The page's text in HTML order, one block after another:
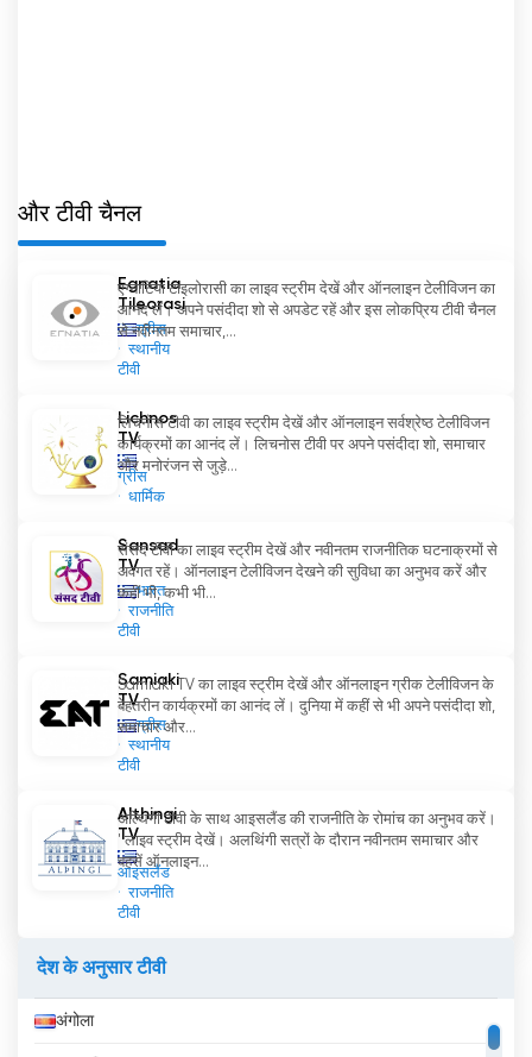
और टीवी चैनल
Egnatia
Tileorasi
ग्रीस
स्थानीय
टीवी
एग्नाटिया टाइलोरासी का लाइव स्ट्रीम देखें और ऑनलाइन टेलीविजन का
आनंद लें। अपने पसंदीदा शो से अपडेट रहें और इस लोकप्रिय टीवी चैनल
से नवीनतम समाचार,...
Lichnos
TV
ग्रीस
धार्मिक
लिचनोस टीवी का लाइव स्ट्रीम देखें और ऑनलाइन सर्वश्रेष्ठ टेलीविजन
कार्यक्रमों का आनंद लें। लिचनोस टीवी पर अपने पसंदीदा शो, समाचार
और मनोरंजन से जुड़े...
Sansad
TV
भारत
राजनीति
टीवी
संसद टीवी का लाइव स्ट्रीम देखें और नवीनतम राजनीतिक घटनाक्रमों से
अवगत रहें। ऑनलाइन टेलीविजन देखने की सुविधा का अनुभव करें और
कहीं भी, कभी भी...
Samiaki
TV
ग्रीस
स्थानीय
टीवी
Samiaki TV का लाइव स्ट्रीम देखें और ऑनलाइन ग्रीक टेलीविजन के
बेहतरीन कार्यक्रमों का आनंद लें। दुनिया में कहीं से भी अपने पसंदीदा शो,
समाचार और...
Althingi
TV
आइसलैंड
राजनीति
टीवी
अल्थिंगी टीवी के साथ आइसलैंड की राजनीति के रोमांच का अनुभव करें।
' लाइव स्ट्रीम देखें। अलथिंगी सत्रों के दौरान नवीनतम समाचार और
बहसें ऑनलाइन...
देश के अनुसार टीवी
अंगोला